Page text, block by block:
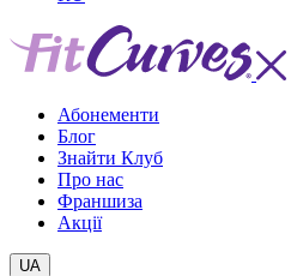
Абонементи
Блог
Знайти Клуб
Про нас
Франшиза
Акції
UA